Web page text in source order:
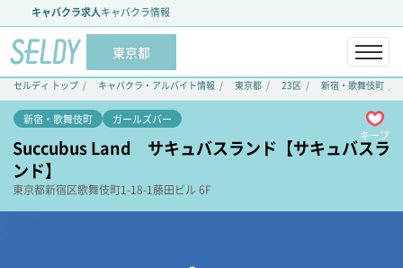
キャバクラ求人キャバクラ情報
東京都
セルディ トップ キャバクラ・アルバイト情報 東京都 23区 新宿・歌舞伎町
新宿・歌舞伎町
ガールズバー
キープ
Succubus Land サキュバスランド【サキュバスラ
ンド】
東京都新宿区歌舞伎町1-18-1藤田ビル 6F